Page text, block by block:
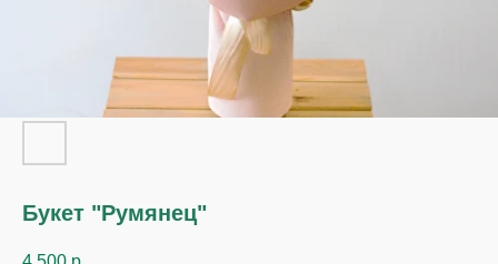
Букет "Румянец"